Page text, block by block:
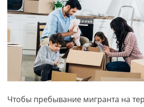
Чтобы пребывание мигранта на